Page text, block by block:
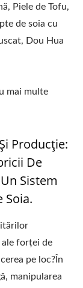
Piele de Tofu,
de soia cu
Dou Hua
mai multe
Producție:
De
Sistem
Soia.
forței de
pe loc?În
manipularea